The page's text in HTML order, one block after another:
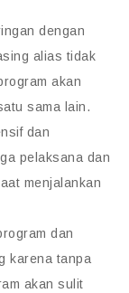
dengan
alias tidak
akan
sama lain.
dan
pelaksana dan
menjalankan
dan
karena tanpa
akan sulit